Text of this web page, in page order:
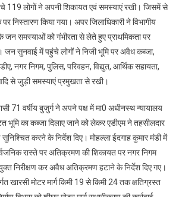
गंभीरता
से
समाधान-
119 लोगों ने अपनी शिकायत एवं समस्याएं रखी। जिसमें से
निस्तारण किया गया। अपर जिलाधिकारी ने विभागीय
कि जन समस्याओं को गंभीरता से लेते हुए प्राथमिकता पर
जन सुनवाई में पहुंचे लोगों ने निजी भूमि पर अवैध कब्जा,
नगर निगम, पुलिस, परिवहन, विद्युत, आर्थिक सहायता,
से जुड़ी समस्याएं प्रमुखता से रखी।
71 वर्षीय बुजुर्ग ने अपने पक्ष में मा0 अधीनस्थ न्यायालय
भूमि का कब्जा दिलाए जाने को लेकर एडीएम ने तहसीलदार
सुनिश्चित करने के निर्देश दिए। मोहल्ला ईदगाह कुमार मंडी में
रास्ते पर अतिक्रमण की शिकायत पर नगर निगम
निरीक्षण कर अवैध अतिक्रमण हटाने के निर्देश दिए गए।
खारसी मोटर मार्ग किमी 19 से किमी 24 तक क्षतिग्रस्त